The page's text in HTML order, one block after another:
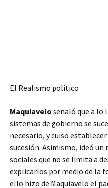
El Realismo político
Maquiavelo señaló que a lo
sistemas de gobierno se
necesario, y quiso
sucesión. Asimismo, ideó un
sociales que no se limita a
explicarlos por medio de la
ello hizo de Maquiavelo el